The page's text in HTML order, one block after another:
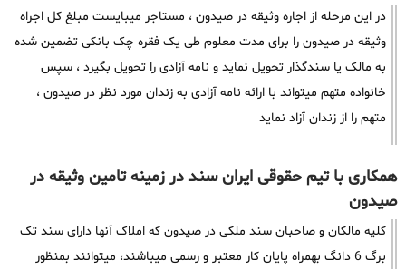
در این مرحله از اجاره وثیقه در صیدون ، مستاجر میبایست مبلغ کل اجراه
وثیقه در صیدون را برای مدت معلوم طی یک فقره چک بانکی تضمین شده
به مالک یا سندگذار تحویل نماید و نامه آزادی را تحویل بگیرد ، سپس
خانواده متهم میتواند با ارائه نامه آزادی به زندان مورد نظر در صیدون ،
متهم را از زندان آزاد نماید
همکاری با تیم حقوقی ایران سند در زمینه تامین وثیقه در
صیدون
کلیه مالکان و صاحبان سند ملکی در صیدون که املاک آنها دارای سند تک
برگ 6 دانگ بهمراه پایان کار معتبر و رسمی میباشند، میتوانند بمنظور